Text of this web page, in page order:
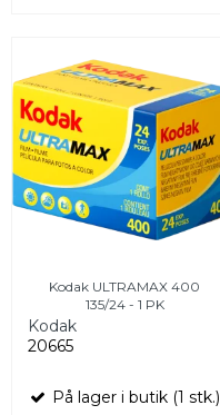
Kodak ULTRAMAX 400
135/24 - 1 PK
Kodak
20665
På lager i butik (1 stk.)